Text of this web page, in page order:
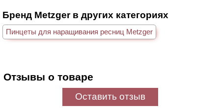
Бренд Metzger в других категориях
Пинцеты для наращивания ресниц Metzger
Отзывы о товаре
Оставить отзыв